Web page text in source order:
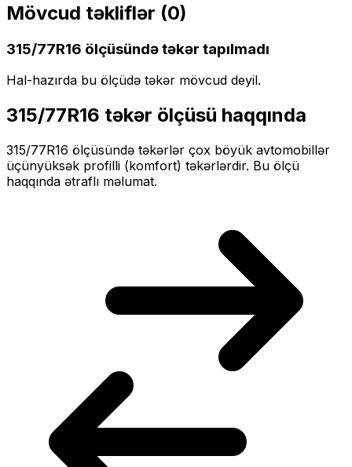
Mövcud təkliflər (0)
315/77R16 ölçüsündə təkər tapılmadı
Hal-hazırda bu ölçüdə təkər mövcud deyil.
315/77R16 təkər ölçüsü haqqında
315/77R16 ölçüsündə təkərlər çox böyük avtomobillər
üçünyüksək profilli (komfort) təkərlərdir. Bu ölçü
haqqında ətraflı məlumat.